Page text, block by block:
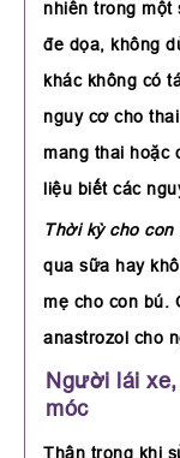
nhiên trong
đe dọa, không
khác không có
nguy cơ cho
mang thai hoặc
liệu biết các
Thời kỳ cho con
qua sữa hay
mẹ cho con bú.
anastrozol cho
Người lái
móc
Thận trọng khi